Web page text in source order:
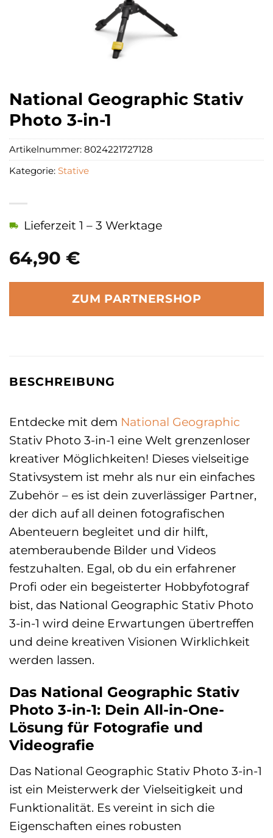
National Geographic Stativ
Photo 3-in-1
64,90 €
Lieferzeit 1 – 3 Werktage
ZUM PARTNERSHOP
Artikelnummer: 8024221727128
Kategorie: Stative
BESCHREIBUNG
Entdecke mit dem National Geographic
Stativ Photo 3-in-1 eine Welt grenzenloser
kreativer Möglichkeiten! Dieses vielseitige
Stativsystem ist mehr als nur ein einfaches
Zubehör – es ist dein zuverlässiger Partner,
der dich auf all deinen fotografischen
Abenteuern begleitet und dir hilft,
atemberaubende Bilder und Videos
festzuhalten. Egal, ob du ein erfahrener
Profi oder ein begeisterter Hobbyfotograf
bist, das National Geographic Stativ Photo
3-in-1 wird deine Erwartungen übertreffen
und deine kreativen Visionen Wirklichkeit
werden lassen.
Das National Geographic Stativ
Photo 3-in-1: Dein All-in-One-
Lösung für Fotografie und
Videografie
Das National Geographic Stativ Photo 3-in-1
ist ein Meisterwerk der Vielseitigkeit und
Funktionalität. Es vereint in sich die
Eigenschaften eines robusten